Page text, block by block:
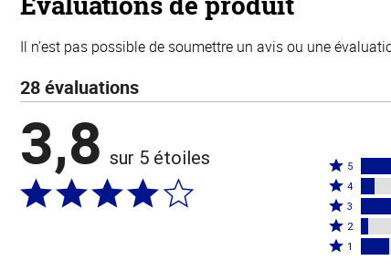
Il n’est pas possible de soumettre un avis ou une
28 évaluations
3,8 sur 5 étoiles
Coté
5
étoiles
par
50 %
5
Coté
4
étoiles
par
4
Coté
3
étoiles
3
Coté
2
2
Coté1